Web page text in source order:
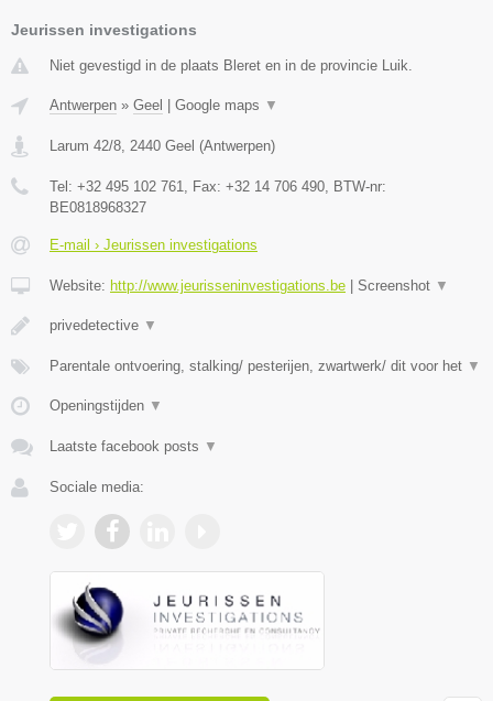
Jeurissen investigations
Niet gevestigd in de plaats Bleret en in de provincie Luik.
Antwerpen » Geel | Google maps ▼
Larum 42/8 2440 Geel (Antwerpen)
Tel: +32 495 102 761 , Fax: +32 14 706 490 , BTW-nr:
BE0818968327
E-mail › Jeurissen investigations
Website: http://www.jeurisseninvestigations.be | Screenshot ▼
privedetective ▼
Parentale ontvoering, stalking/ pesterijen, zwartwerk/ dit voor het ▼
Openingstijden ▼
Laatste facebook posts ▼
Sociale media: